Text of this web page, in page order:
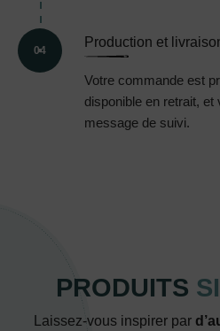
04
Production et
Votre commande est
disponible en retrait,
message de suivi.
PRODUITS
Laissez-vous inspirer par